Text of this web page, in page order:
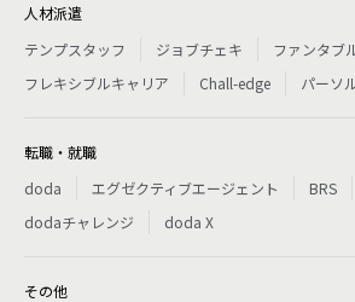
人材派遣
テンプスタッフ
ジョブチェキ
ファンタブ
フレキシブルキャリア
Chall-edge パーソ
転職・就職
doda
エグゼクティブエージェント BRS
dodaチャレンジ
doda X
その他